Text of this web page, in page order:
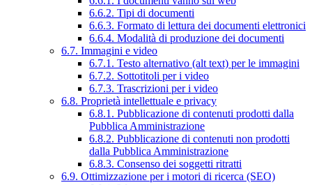
6.6.2. Tipi di documenti
6.6.3. Formato di lettura dei documenti elettronici
6.6.4. Modalità di produzione dei documenti
6.7. Immagini e video
6.7.1. Testo alternativo (alt text) per le immagini
6.7.2. Sottotitoli per i video
6.7.3. Trascrizioni per i video
6.8. Proprietà intellettuale e privacy
6.8.1. Pubblicazione di contenuti prodotti dalla
Pubblica Amministrazione
6.8.2. Pubblicazione di contenuti non prodotti
dalla Pubblica Amministrazione
6.8.3. Consenso dei soggetti ritratti
6.9. Ottimizzazione per i motori di ricerca (SEO)